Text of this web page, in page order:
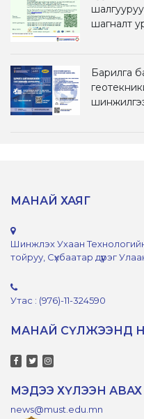
шагналт
Барилга
МАНАЙ ХАЯГ
Шинжлэх Ухаан
тойруу, Сүхбаатар дүүрэг
Утас : (976)-11-324590
МАНАЙ СҮЛЖЭЭНД
МЭДЭЭ ХҮЛЭЭН
news@must.edu.mn